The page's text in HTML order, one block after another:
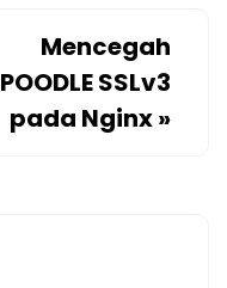
Mencegah
POODLE SSLv3
pada Nginx»